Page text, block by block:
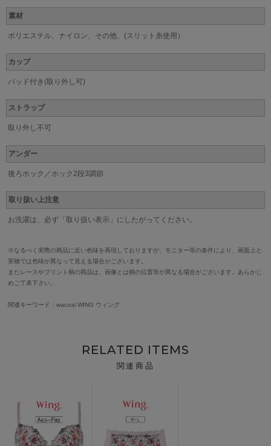
素材
ポリエステル、ナイロン、その他、(スリット糸使用）
カップ
パッド付き(取り外し可)
ストラップ
取り外し不可
アンダー
後ろホック／ホック2段3調節
取り扱い上注意
お洗濯は、必ず「取り扱い表示」にしたがってください。
※なるべく実際の商品に近い色味を再現しておりますが、モニター等の条件により、画面上と
実物では色味が異なって見える場合がございます。
またレースやプリント柄の商品は、画像とは柄の位置等が異なる場合がございます。あらかじ
めご了承下さい。
関連キーワード：wacoal WING ウィング
RELATED ITEMS
関連商品